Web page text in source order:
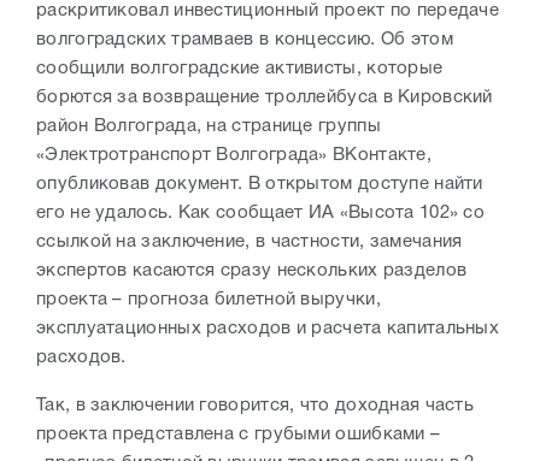
раскритиковал инвестиционный проект по передаче
волгоградских трамваев в концессию. Об этом
сообщили волгоградские активисты, которые
борются за возвращение троллейбуса в Кировский
район Волгограда, на странице группы
«Электротранспорт Волгограда» ВКонтакте,
опубликовав документ. В открытом доступе найти
его не удалось. Как сообщает ИА «Высота 102» со
ссылкой на заключение, в частности, замечания
экспертов касаются сразу нескольких разделов
проекта – прогноза билетной выручки,
эксплуатационных расходов и расчета капитальных
расходов.
Так, в заключении говорится, что доходная часть
проекта представлена с грубыми ошибками –